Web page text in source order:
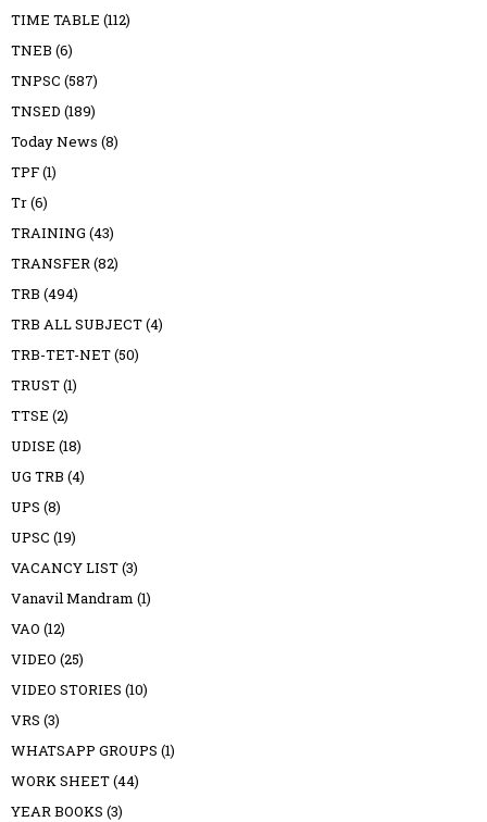
TIME TABLE (112)
TNEB (6)
TNPSC (587)
TNSED (189)
Today News (8)
TPF(1)
Tr(6)
TRAINING (43)
TRANSFER(82)
TRB (494)
TRB ALL SUBJECT(4)
TRB-TET-NET(50)
TRUST(1)
TTSE (2)
UDISE (18)
UG TRB (4)
UPS (8)
UPSC (19)
VACANCY LIST(3)
Vanavil Mandram (1)
VAO (12)
VIDEO (25)
VIDEO STORIES (10)
VRS (3)
WHATSAPP GROUPS (1)
WORK SHEET(44)
YEAR BOOKS (3)